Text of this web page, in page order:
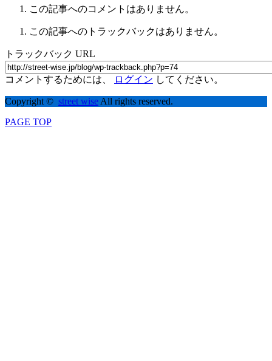
この記事へのコメントはありません。
この記事へのトラックバックはありません。
トラックバック URL
コメントするためには、 ログイン してください。
Copyright © street wise All rights reserved.
PAGE TOP